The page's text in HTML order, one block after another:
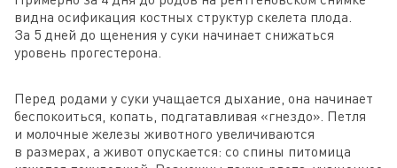
видна осификация костных структур скелета плода.
За 5 дней до щенения у суки начинает снижаться
уровень прогестерона.
Перед родами у суки учащается дыхание, она начинает
беспокоиться, копать, подгатавливая «гнездо». Петля
и молочные железы животного увеличиваются
в размерах, а живот опускается: со спины питомица